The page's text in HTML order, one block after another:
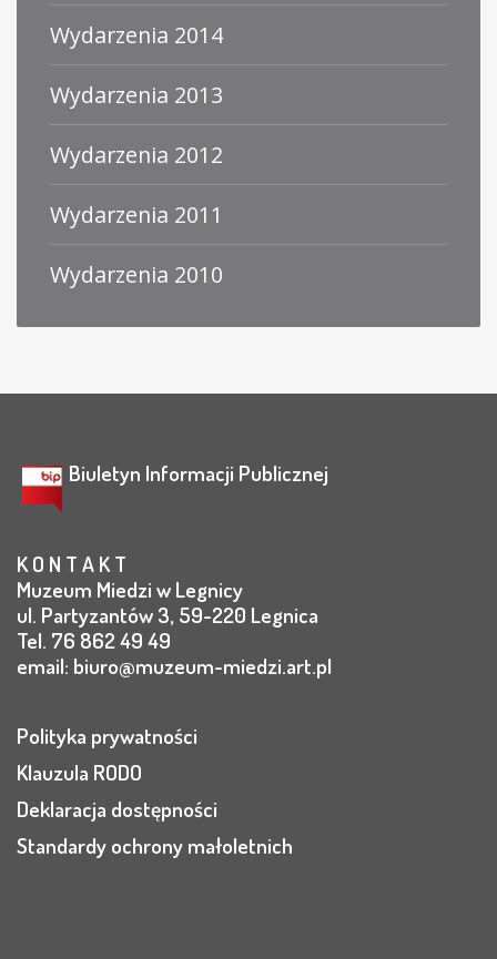
Wydarzenia 2014
Wydarzenia 2013
Wydarzenia 2012
Wydarzenia 2011
Wydarzenia 2010
Biuletyn Informacji Publicznej
K O N T A K T
Muzeum Miedzi w Legnicy
ul. Partyzantów 3, 59-220 Legnica
Tel. 76 862 49 49
email: biuro@muzeum-miedzi.art.pl
Polityka prywatności
Klauzula RODO
Deklaracja dostępności
Standardy ochrony małoletnich